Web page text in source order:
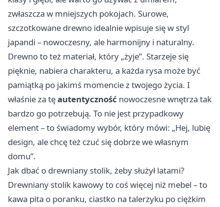
zwłaszcza w mniejszych pokojach. Surowe,
szczotkowane drewno idealnie wpisuje się w styl
japandi – nowoczesny, ale harmonijny i naturalny.
Drewno to też materiał, który „żyje”. Starzeje się
pięknie, nabiera charakteru, a każda rysa może być
pamiątką po jakimś momencie z twojego życia. I
właśnie za tęautentyczność nowoczesne wnętrza tak
bardzo go potrzebują. To nie jest przypadkowy
element – to świadomy wybór, który mówi: „Hej, lubię
design, ale chcę też czuć się dobrze we własnym
domu”.
Jak dbać o drewniany stolik, żeby służył latami?
Drewniany stolik kawowy to coś więcej niż mebel – to
kawa pita o poranku, ciastko na talerzyku po ciężkim